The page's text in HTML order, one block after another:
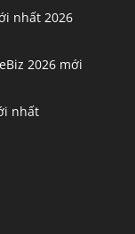
nhất 2026
2026 mới
nhất